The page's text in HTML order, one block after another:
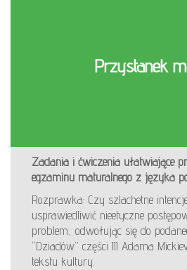
Przystanek
Zadania i ćwiczenia ułatwiające
egzaminu maturalnego z języka
Rozprawka: Czy szlachetne
usprawiedliwić nieetyczne
problem, odwołując się do
“Dziadów” części III Adama
tekstu kultury.